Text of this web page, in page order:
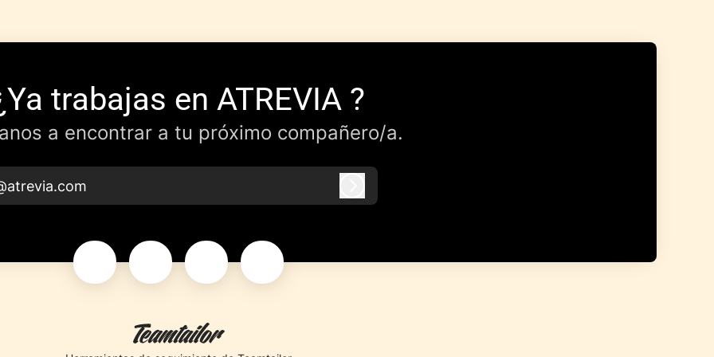
trabajas en ATREVIA ?
a encontrar a tu próximo compañero/a.